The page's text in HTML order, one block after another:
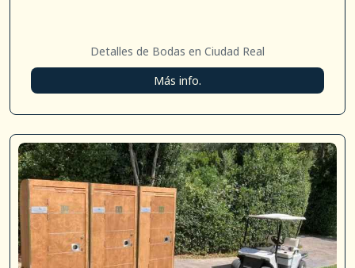
Detalles de Bodas en Ciudad Real
Más info.